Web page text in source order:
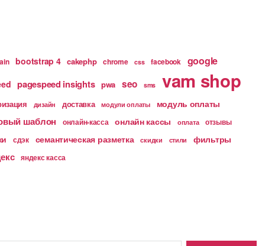
bootstrap 4 cakephp chrome css facebook google
pagespeed insights pwa seo sms vam shop
дизайн доставка модули оплаты модуль оплаты
шаблон онлайн-касса онлайн кассы оплата отзывы
сдэк семантическая разметка скидки стили фильтры
яндекс касса